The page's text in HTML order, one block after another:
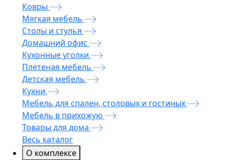
Ковры
Мягкая мебель
Столы и стулья
Домашний офис
Кухонные уголки
Плетеная мебель
Детская мебель
Кухни
Мебель для спален, столовых и гостиных
Мебель в прихожую
Товары для дома
Весь каталог
О комплексе